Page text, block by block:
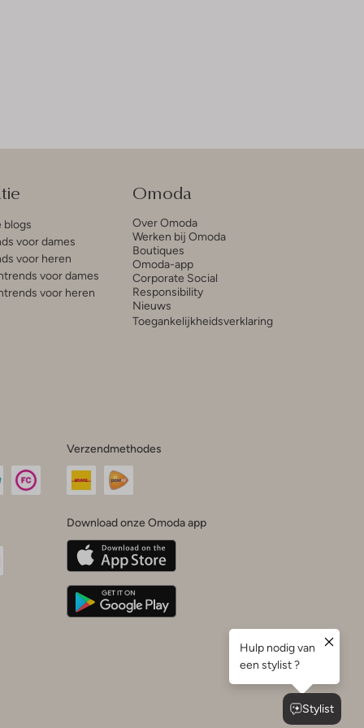
blogs
voor dames
voor heren
voor dames
voor heren
Omoda
Over Omoda
Werken bij Omoda
Boutiques
Omoda-app
Corporate Social
Responsibility
Nieuws
Toegankelijkheidsverklaring
Verzendmethodes
Download onze Omoda app